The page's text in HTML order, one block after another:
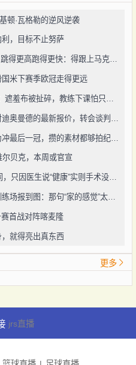
顿·瓦格勒的逆风逆袭
，目标不止努萨
杰伦·布朗自曝今夏减重近7磅！跳得更高跑得更快：得跟上马克西、勒布朗的节奏
米下赛季欧冠走得更远
狄龙直播爆料：老詹赴费城只为冲最后一冠，攒的素材都够拍纪录片了
贝克，本周或官宣
奥拉迪波自曝：曾拒8000万合同，只因医生说“健康”实则手术没做好
新篇章启幕！开拓者晒莫兰特训练场报到图：那句“家的感觉”太戳人
首战对阵喀麦隆
就得亮出真东西
更多
jrs直播